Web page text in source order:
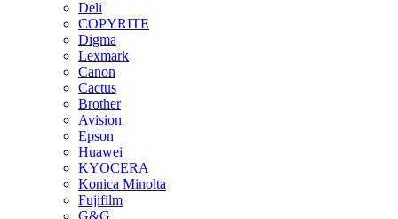
Deli
COPYRITE
Digma
Lexmark
Canon
Cactus
Brother
Avision
Epson
Huawei
KYOCERA
Konica Minolta
Fujifilm